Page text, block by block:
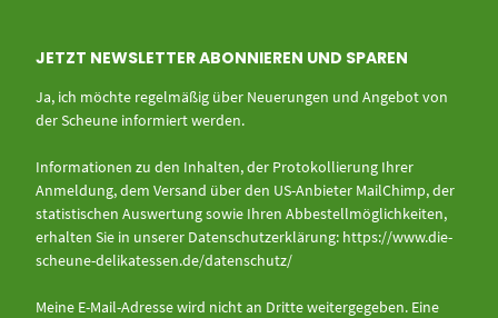
JETZT NEWSLETTER ABONNIEREN UND SPAREN
Ja, ich möchte regelmäßig über Neuerungen und Angebot von
der Scheune informiert werden.
Informationen zu den Inhalten, der Protokollierung Ihrer
Anmeldung, dem Versand über den US-Anbieter MailChimp, der
statistischen Auswertung sowie Ihren Abbestellmöglichkeiten,
erhalten Sie in unserer Datenschutzerklärung: https://www.die-
scheune-delikatessen.de/datenschutz/
Meine E-Mail-Adresse wird nicht an Dritte weitergegeben. Eine